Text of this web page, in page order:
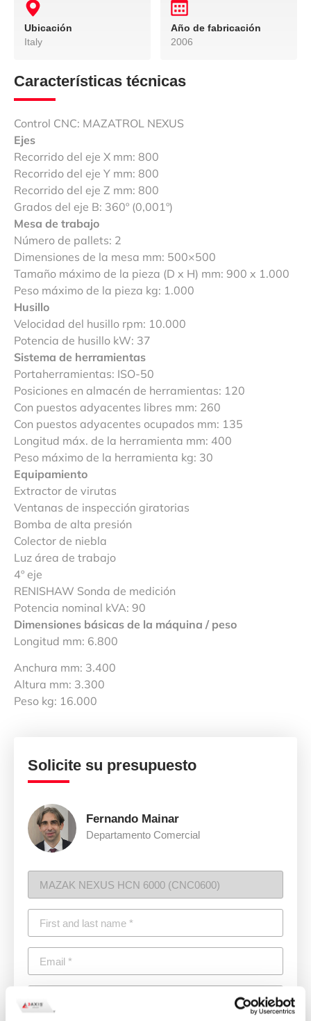
Ubicación
Italy
Año de fabricación
2006
Características técnicas
Control CNC: MAZATROL NEXUS
Ejes
Recorrido del eje X mm: 800
Recorrido del eje Y mm: 800
Recorrido del eje Z mm: 800
Grados del eje B: 360º (0,001º)
Mesa de trabajo
Número de pallets: 2
Dimensiones de la mesa mm: 500×500
Tamaño máximo de la pieza (D x H) mm: 900 x 1.000
Peso máximo de la pieza kg: 1.000
Husillo
Velocidad del husillo rpm: 10.000
Potencia de husillo kW: 37
Sistema de herramientas
Portaherramientas: ISO-50
Posiciones en almacén de herramientas: 120
Con puestos adyacentes libres mm: 260
Con puestos adyacentes ocupados mm: 135
Longitud máx. de la herramienta mm: 400
Peso máximo de la herramienta kg: 30
Equipamiento
Extractor de virutas
Ventanas de inspección giratorias
Bomba de alta presión
Colector de niebla
Luz área de trabajo
4º eje
RENISHAW Sonda de medición
Potencia nominal kVA: 90
Dimensiones básicas de la máquina / peso
Longitud mm: 6.800
Anchura mm: 3.400
Altura mm: 3.300
Peso kg: 16.000
Solicite su presupuesto
Fernando Mainar
Departamento Comercial